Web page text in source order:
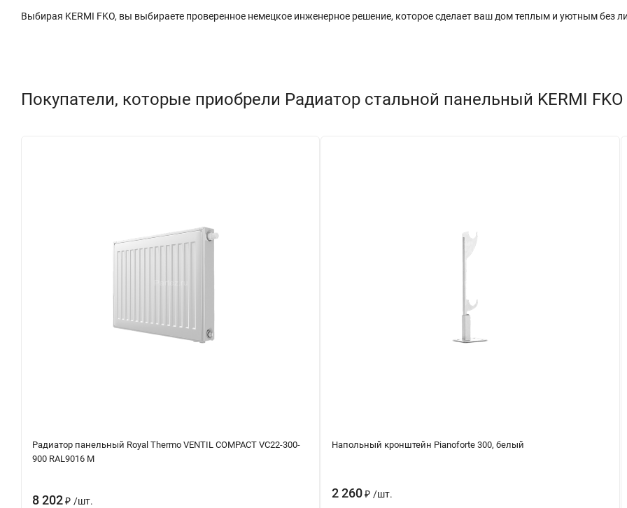
Выбирая KERMI FKO, вы выбираете проверенное немецкое инженерное решение, которое сделает ваш дом теплым и уютным без
Покупатели, которые приобрели Радиатор стальной панельный KERMI
Радиатор панельный Royal Thermo VENTIL COMPACT VC22-300-
900 RAL9016 M
8 202₽ /шт.
Напольный кронштейн Pianoforte 300, белый
2 260 ₽ /шт.